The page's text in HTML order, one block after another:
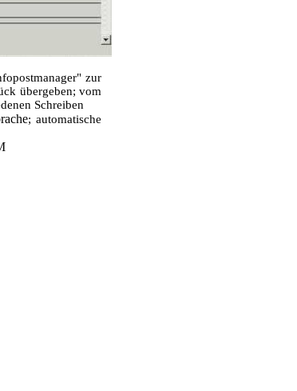
zur
übergeben; vom
Schreiben
; automatische